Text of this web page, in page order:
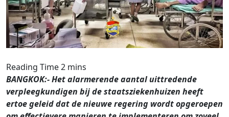
BANGKOK:- Het alarmerende aantal uittredende
verpleegkundigen bij de staatsziekenhuizen heeft
ertoe geleid dat de nieuwe regering wordt opgeroepen